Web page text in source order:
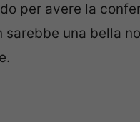
per avere la
sarebbe una bella